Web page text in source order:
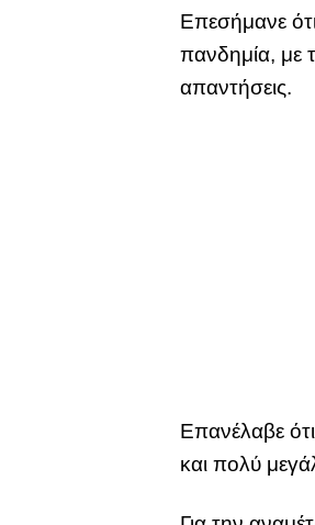
Επεσήμανε
πανδημία, με
απαντήσεις.
Επανέλαβε
και πολύ